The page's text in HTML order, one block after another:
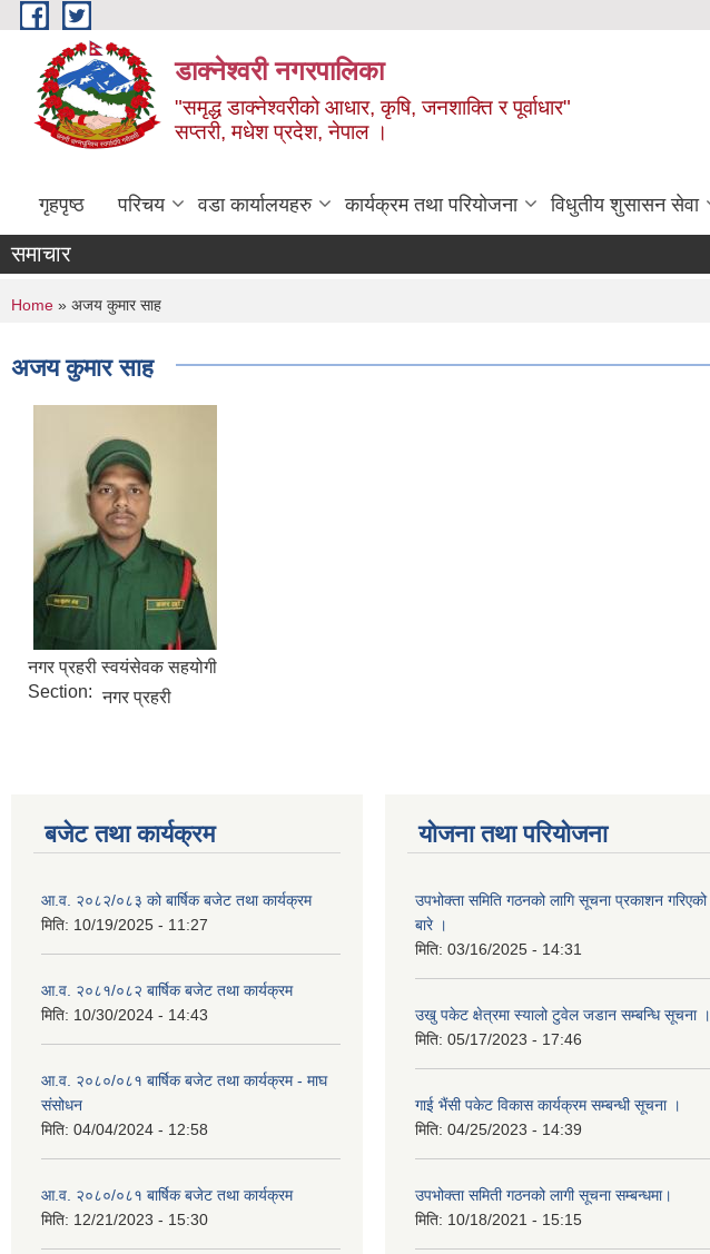
Skip to main content
डाक्नेश्वरी नगरपालिका
"समृद्ध डाक्नेश्वरीको आधार, कृषि, जनशाक्ति र पूर्वाधार"
सप्तरी, मधेश प्रदेश, नेपाल ।
गृहपृष्ठ परिचय वडा कार्यालयहरु कार्यक्रम तथा परियोजना विधुतीय शुसासन सेवा
समाचार
You are here
Home » अजय कुमार साह
अजय कुमार साह
नगर प्रहरी स्वयंसेवक सहयोगी
Section: नगर प्रहरी
बजेट तथा कार्यक्रम
आ.व. २०८२/०८३ को बार्षिक बजेट तथा कार्यक्रम
मिति: 10/19/2025 - 11:27
आ.व. २०८१/०८२ बार्षिक बजेट तथा कार्यक्रम
मिति: 10/30/2024 - 14:43
आ.व. २०८०/०८१ बार्षिक बजेट तथा कार्यक्रम - माघ
संसोधन
मिति: 04/04/2024 - 12:58
आ.व. २०८०/०८१ बार्षिक बजेट तथा कार्यक्रम
मिति: 12/21/2023 - 15:30
योजना तथा परियोजना
उपभोक्ता समिति गठनको लागि सूचना प्रकाशन गरिएको
बारे ।
मिति: 03/16/2025 - 14:31
उखु पकेट क्षेत्रमा स्यालो टुवेल जडान सम्बन्धि सूचना ।
मिति: 05/17/2023 - 17:46
गाई भैंसी पकेट विकास कार्यक्रम सम्बन्धी सूचना ।
मिति: 04/25/2023 - 14:39
उपभोक्ता समिती गठनको लागी सूचना सम्बन्धमा।
मिति: 10/18/2021 - 15:15